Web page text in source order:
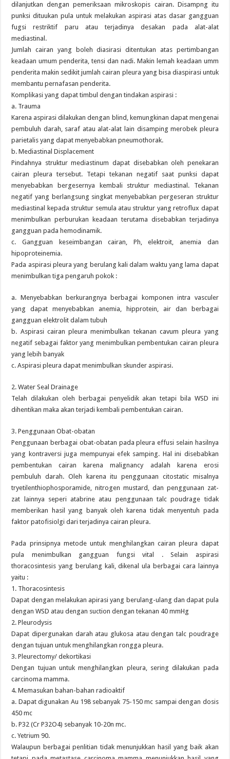
dilanjutkan dengan pemeriksaan mikroskopis cairan. Disampng itu
punksi dituukan pula untuk melakukan aspirasi atas dasar gangguan
fugsi restriktif paru atau terjadinya desakan pada alat-alat
mediastinal.
Jumlah cairan yang boleh diasirasi ditentukan atas pertimbangan
keadaan umum penderita, tensi dan nadi. Makin lemah keadaan umm
penderita makin sedikit jumlah cairan pleura yang bisa diaspirasi untuk
membantu pernafasan penderita.
Komplikasi yang dapat timbul dengan tindakan aspirasi :
a. Trauma
Karena aspirasi dilakukan dengan blind, kemungkinan dapat mengenai
pembuluh darah, saraf atau alat-alat lain disamping merobek pleura
parietalis yang dapat menyebabkan pneumothorak.
b. Mediastinal Displacement
Pindahnya struktur mediastinum dapat disebabkan oleh penekaran
cairan pleura tersebut. Tetapi tekanan negatif saat punksi dapat
menyebabkan bergesernya kembali struktur mediastinal. Tekanan
negatif yang berlangsung singkat menyebabkan pergeseran struktur
mediastinal kepada struktur semula atau struktur yang retroflux dapat
menimbulkan perburukan keadaan terutama disebabkan terjadinya
gangguan pada hemodinamik.
c. Gangguan keseimbangan cairan, Ph, elektroit, anemia dan
hipoproteinemia.
Pada aspirasi pleura yang berulang kali dalam waktu yang lama dapat
menimbulkan tiga pengaruh pokok :
a. Menyebabkan berkurangnya berbagai komponen intra vasculer
yang dapat menyebabkan anemia, hipprotein, air dan berbagai
gangguan elektrolit dalam tubuh
b. Aspirasi cairan pleura menimbulkan tekanan cavum pleura yang
negatif sebagai faktor yang menimbulkan pembentukan cairan pleura
yang lebih banyak
c. Aspirasi pleura dapat menimbulkan skunder aspirasi.
2. Water Seal Drainage
Telah dilakukan oleh berbagai penyelidik akan tetapi bila WSD ini
dihentikan maka akan terjadi kembali pembentukan cairan.
3. Penggunaan Obat-obatan
Penggunaan berbagai obat-obatan pada pleura effusi selain hasilnya
yang kontraversi juga mempunyai efek samping. Hal ini disebabkan
pembentukan cairan karena malignancy adalah karena erosi
pembuluh darah. Oleh karena itu penggunaan citostatic misalnya
tryetilenthiophosporamide, nitrogen mustard, dan penggunaan zat-
zat lainnya seperi atabrine atau penggunaan talc poudrage tidak
memberikan hasil yang banyak oleh karena tidak menyentuh pada
faktor patofisiolgi dari terjadinya cairan pleura.
Pada prinsipnya metode untuk menghilangkan cairan pleura dapat
pula menimbulkan gangguan fungsi vital . Selain aspirasi
thoracosintesis yang berulang kali, dikenal ula berbagai cara lainnya
yaitu :
1. Thoracosintesis
Dapat dengan melakukan apirasi yang berulang-ulang dan dapat pula
dengan WSD atau dengan suction dengan tekanan 40 mmHg
2. Pleurodysis
Dapat dipergunakan darah atau glukosa atau dengan talc poudrage
dengan tujuan untuk menghilangkan rongga pleura.
3. Pleurectomy/ dekortikasi
Dengan tujuan untuk menghilangkan pleura, sering dilakukan pada
carcinoma mamma.
4. Memasukan bahan-bahan radioaktif
a. Dapat digunakan Au 198 sebanyak 75-150 mc sampai dengan dosis
450 mc
b. P32 (Cr P32O4) sebanyak 10-20n mc.
c. Yetrium 90.
Walaupun berbagai penlitian tidak menunjukkan hasil yang baik akan